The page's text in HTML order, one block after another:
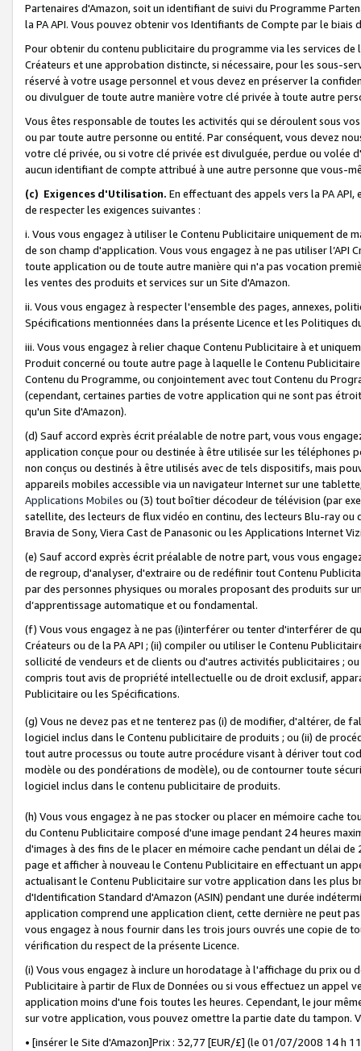
Partenaires d'Amazon, soit un identifiant de suivi du Programme
la PA API. Vous pouvez obtenir vos Identifiants de Compte par le biais
Pour obtenir du contenu publicitaire du programme via les services
Créateurs et une approbation distincte, si nécessaire, pour les sous-
réservé à votre usage personnel et vous devez en préserver la
ou divulguer de toute autre manière votre clé privée à toute autre
Vous êtes responsable de toutes les activités qui se déroulent sous
ou par toute autre personne ou entité. Par conséquent, vous devez
votre clé privée, ou si votre clé privée est divulguée, perdue ou volée
aucun identifiant de compte attribué à une autre personne que vous-
(c) Exigences d'Utilisation. En effectuant des appels vers la PA
de respecter les exigences suivantes :
i. Vous vous engagez à utiliser le Contenu Publicitaire uniquement de
de son champ d'application. Vous vous engagez à ne pas utiliser l’API
toute application ou de toute autre manière qui n'a pas vocation
les ventes des produits et services sur un Site d'Amazon.
ii. Vous vous engagez à respecter l'ensemble des pages, annexes,
Spécifications mentionnées dans la présente Licence et les Politiques
iii. Vous vous engagez à relier chaque Contenu Publicitaire à et
Produit concerné ou toute autre page à laquelle le Contenu
Contenu du Programme, ou conjointement avec tout Contenu du
(cependant, certaines parties de votre application qui ne sont pas
qu'un Site d'Amazon).
(d) Sauf accord exprès écrit préalable de notre part, vous vous
application conçue pour ou destinée à être utilisée sur les téléphones
non conçus ou destinés à être utilisés avec de tels dispositifs, mais
appareils mobiles accessible via un navigateur Internet sur une
Applications Mobiles ou (3) tout boîtier décodeur de télévision (par
satellite, des lecteurs de flux vidéo en continu, des lecteurs Blu-ray
Bravia de Sony, Viera Cast de Panasonic ou les Applications Internet
(e) Sauf accord exprès écrit préalable de notre part, vous vous
de regroup, d'analyser, d'extraire ou de redéfinir tout Contenu
par des personnes physiques ou morales proposant des produits sur
d’apprentissage automatique et ou fondamental.
(f) Vous vous engagez à ne pas (i)interférer ou tenter d'interférer de
Créateurs ou de la PA API ; (ii) compiler ou utiliser le Contenu
sollicité de vendeurs et de clients ou d'autres activités publicitaires ;
compris tout avis de propriété intellectuelle ou de droit exclusif,
Publicitaire ou les Spécifications.
(g) Vous ne devez pas et ne tenterez pas (i) de modifier, d'altérer, de
logiciel inclus dans le Contenu publicitaire de produits ; ou (ii) de
tout autre processus ou toute autre procédure visant à dériver tout
modèle ou des pondérations de modèle), ou de contourner toute
logiciel inclus dans le contenu publicitaire de produits.
(h) Vous vous engagez à ne pas stocker ou placer en mémoire cache
du Contenu Publicitaire composé d'une image pendant 24 heures
d'images à des fins de le placer en mémoire cache pendant un délai
page et afficher à nouveau le Contenu Publicitaire en effectuant un
actualisant le Contenu Publicitaire sur votre application dans les plus
d'Identification Standard d'Amazon (ASIN) pendant une durée
application comprend une application client, cette dernière ne peut
vous engagez à nous fournir dans les trois jours ouvrés une copie de
vérification du respect de la présente Licence.
(i) Vous vous engagez à inclure un horodatage à l'affichage du prix
Publicitaire à partir de Flux de Données ou si vous effectuez un appel
application moins d'une fois toutes les heures. Cependant, le jour
sur votre application, vous pouvez omettre la partie date du tampon.
• [insérer le Site d'Amazon]Prix : 32,77 [EUR/£] (le 01/07/2008 14 h